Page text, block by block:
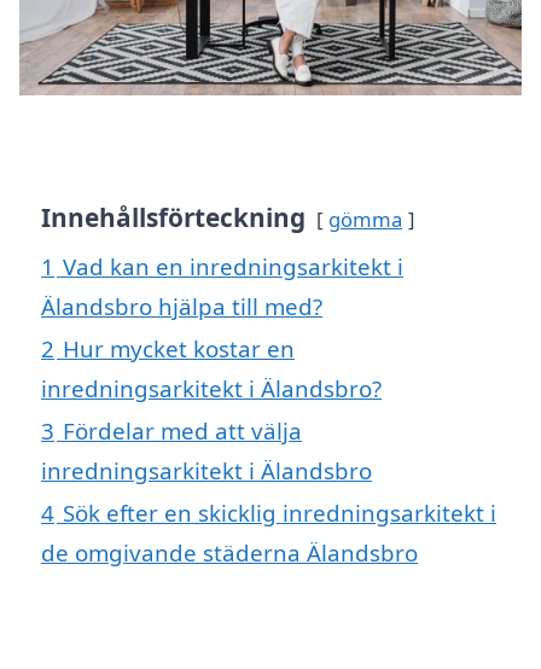
Innehållsförteckning gömma
1 Vad kan en inredningsarkitekt i
Älandsbro hjälpa till med?
2 Hur mycket kostar en
inredningsarkitekt i Älandsbro?
3 Fördelar med att välja
inredningsarkitekt i Älandsbro
4 Sök efter en skicklig inredningsarkitekt i
de omgivande städerna Älandsbro